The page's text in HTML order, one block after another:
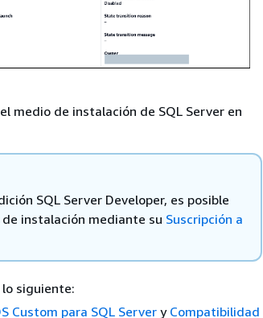
medio de instalación de SQL Server en
SQL Server Developer, es posible
instalación mediante su Suscripción a
lo siguiente:
Custom para SQL Server y Compatibilidad